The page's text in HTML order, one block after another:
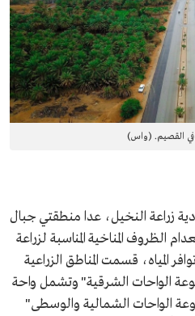
في القصيم. (واس)
زراعة النخيل، عدا منطقتي جبال
الظروف المناخية المناسبة لزراعة
المياه، قسمت المناطق الزراعية
الواحات الشرقية" وتشمل واحة
الواحات الشمالية والوسطى"